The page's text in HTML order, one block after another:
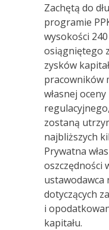
Zachętą do
programie
wysokości
osiągniętego
zysków
pracowników
własnej
zostaną
najbliższych
Prywatna
oszczędności
ustawodawca
dotyczących
i
kapitału.